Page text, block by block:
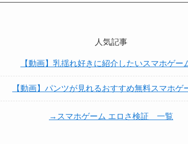
人気記事
【動画】乳揺れ好きに紹介したいスマホゲー
【動画】パンツが見れるおすすめ無料スマホゲ
→スマホゲーム エロさ検証 一覧